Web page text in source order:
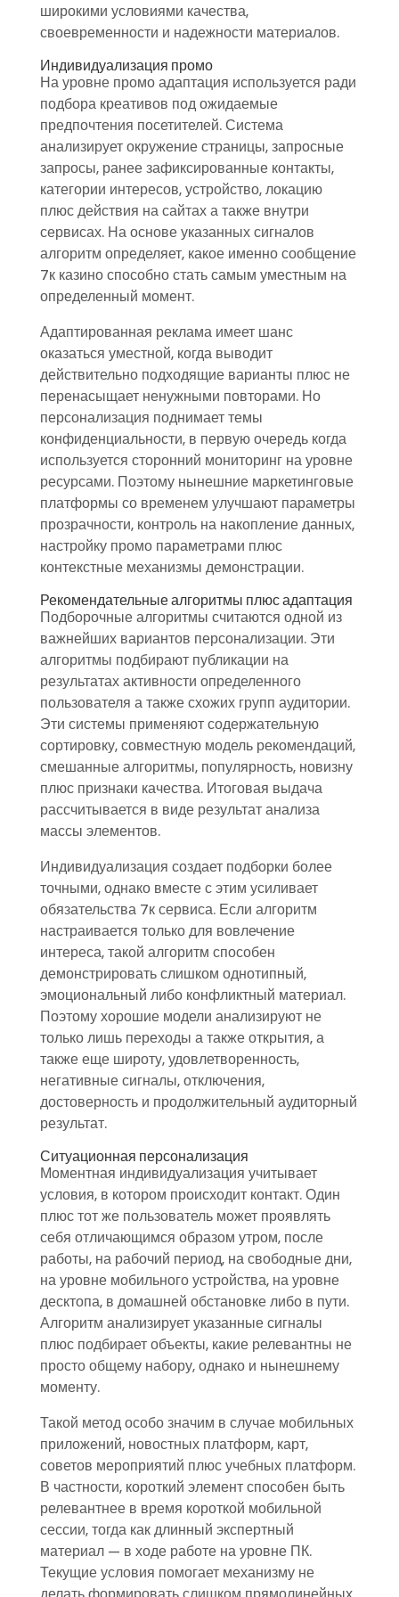
широкими условиями качества,
своевременности и надежности материалов.
Индивидуализация промо
На уровне промо адаптация используется ради
подбора креативов под ожидаемые
предпочтения посетителей. Система
анализирует окружение страницы, запросные
запросы, ранее зафиксированные контакты,
категории интересов, устройство, локацию
плюс действия на сайтах а также внутри
сервисах. На основе указанных сигналов
алгоритм определяет, какое именно сообщение
7к казино способно стать самым уместным на
определенный момент.
Адаптированная реклама имеет шанс
оказаться уместной, когда выводит
действительно подходящие варианты плюс не
перенасыщает ненужными повторами. Но
персонализация поднимает темы
конфиденциальности, в первую очередь когда
используется сторонний мониторинг на уровне
ресурсами. Поэтому нынешние маркетинговые
платформы со временем улучшают параметры
прозрачности, контроль на накопление данных,
настройку промо параметрами плюс
контекстные механизмы демонстрации.
Рекомендательные алгоритмы плюс адаптация
Подборочные алгоритмы считаются одной из
важнейших вариантов персонализации. Эти
алгоритмы подбирают публикации на
результатах активности определенного
пользователя а также схожих групп аудитории.
Эти системы применяют содержательную
сортировку, совместную модель рекомендаций,
смешанные алгоритмы, популярность, новизну
плюс признаки качества. Итоговая выдача
рассчитывается в виде результат анализа
массы элементов.
Индивидуализация создает подборки более
точными, однако вместе с этим усиливает
обязательства 7к сервиса. Если алгоритм
настраивается только для вовлечение
интереса, такой алгоритм способен
демонстрировать слишком однотипный,
эмоциональный либо конфликтный материал.
Поэтому хорошие модели анализируют не
только лишь переходы а также открытия, а
также еще широту, удовлетворенность,
негативные сигналы, отключения,
достоверность и продолжительный аудиторный
результат.
Ситуационная персонализация
Моментная индивидуализация учитывает
условия, в котором происходит контакт. Один
плюс тот же пользователь может проявлять
себя отличающимся образом утром, после
работы, на рабочий период, на свободные дни,
на уровне мобильного устройства, на уровне
десктопа, в домашней обстановке либо в пути.
Алгоритм анализирует указанные сигналы
плюс подбирает объекты, какие релевантны не
просто общему набору, однако и нынешнему
моменту.
Такой метод особо значим в случае мобильных
приложений, новостных платформ, карт,
советов мероприятий плюс учебных платформ.
В частности, короткий элемент способен быть
релевантнее в время короткой мобильной
сессии, тогда как длинный экспертный
материал — в ходе работе на уровне ПК.
Текущие условия помогает механизму не